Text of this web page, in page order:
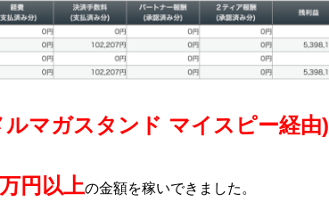
マガスタンド マイスピー経由)
円以上の金額を稼いできました。